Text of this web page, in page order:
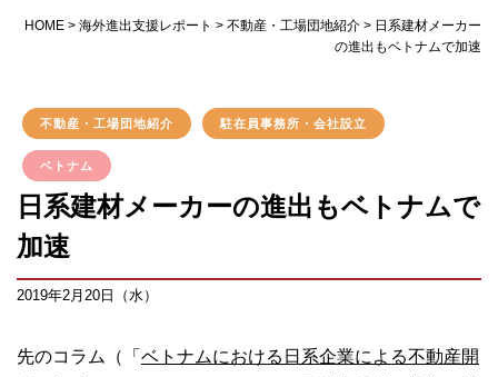
HOME > 海外進出支援レポート > 不動産・工場団地紹介 > 日系建材メーカー
の進出もベトナムで加速
不動産・工場団地紹介 駐在員事務所・会社設立
ベトナム
日系建材メーカーの進出もベトナムで
加速
2019年2月20日（水）
先のコラム（「 ベトナムにおける日系企業による不動産開